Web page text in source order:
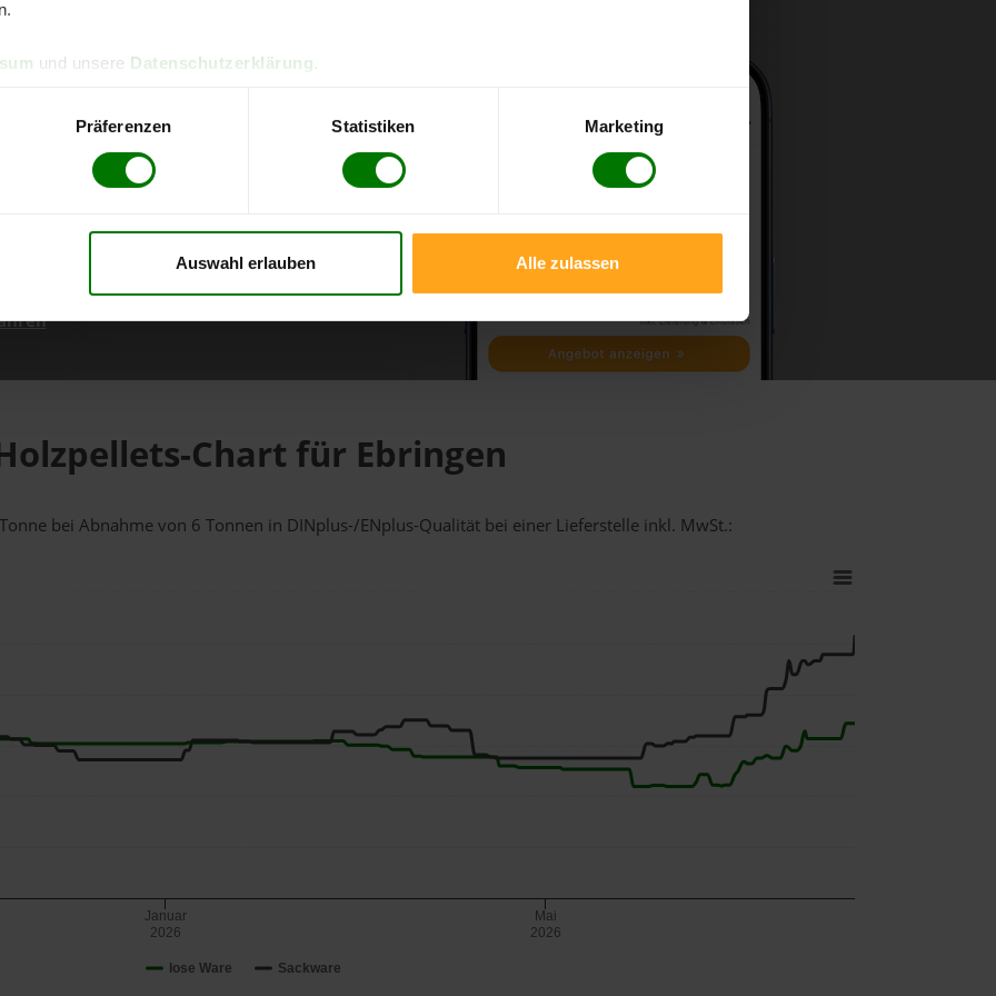
und unsere Datenschutzerklärung
Präferenzen Statistiken Marketing
Auswahl erlauben Alle zulassen
direkt online bestellen
aktuellen Stand
Chart für Ebringen
bei Abnahmevon 6 Tonnen in DINplus-/ENplus-Qualität bei einer Lieferstelle inkl. MwSt.:
lose Ware Sackware
Januar
2026
Mai
2026